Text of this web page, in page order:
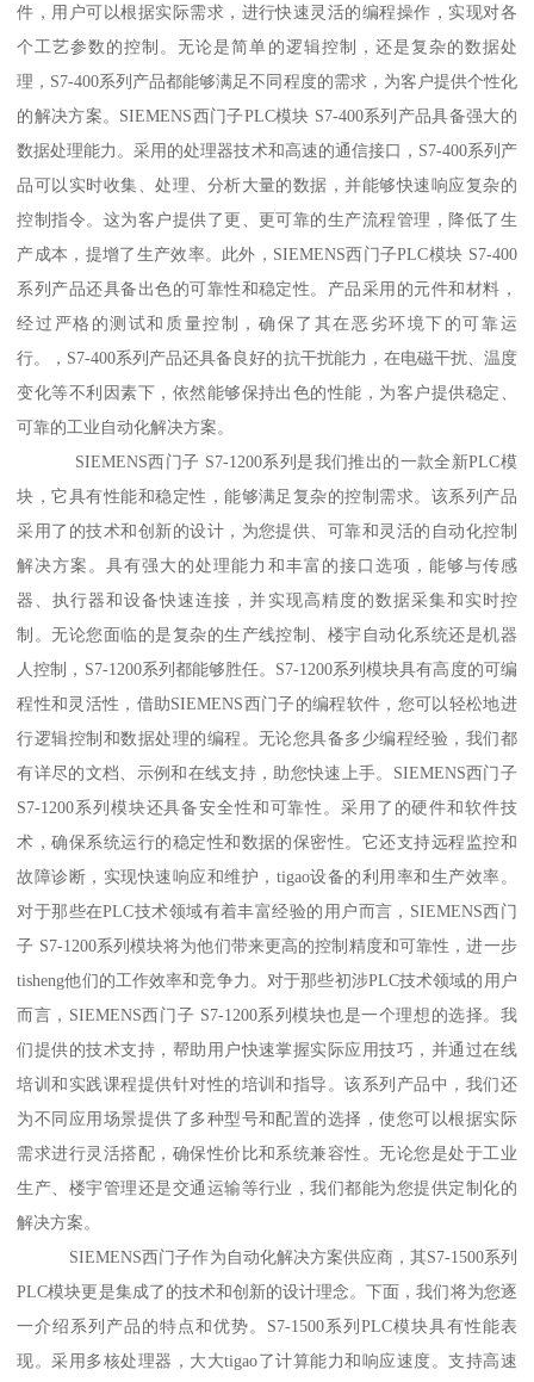
件，用户可以根据实际需求，进行快速灵活的编程操作，实现对各
个工艺参数的控制。无论是简单的逻辑控制，还是复杂的数据处
理，S7-400系列产品都能够满足不同程度的需求，为客户提供个性化
的解决方案。SIEMENS西门子PLC模块 S7-400系列产品具备强大的
数据处理能力。采用的处理器技术和高速的通信接口，S7-400系列产
品可以实时收集、处理、分析大量的数据，并能够快速响应复杂的
控制指令。这为客户提供了更、更可靠的生产流程管理，降低了生
产成本，提增了生产效率。此外，SIEMENS西门子PLC模块 S7-400
系列产品还具备出色的可靠性和稳定性。产品采用的元件和材料，
经过严格的测试和质量控制，确保了其在恶劣环境下的可靠运
行。，S7-400系列产品还具备良好的抗干扰能力，在电磁干扰、温度
变化等不利因素下，依然能够保持出色的性能，为客户提供稳定、
可靠的工业自动化解决方案。
SIEMENS西门子 S7-1200系列是我们推出的一款全新PLC模
块，它具有性能和稳定性，能够满足复杂的控制需求。该系列产品
采用了的技术和创新的设计，为您提供、可靠和灵活的自动化控制
解决方案。具有强大的处理能力和丰富的接口选项，能够与传感
器、执行器和设备快速连接，并实现高精度的数据采集和实时控
制。无论您面临的是复杂的生产线控制、楼宇自动化系统还是机器
人控制，S7-1200系列都能够胜任。S7-1200系列模块具有高度的可编
程性和灵活性，借助SIEMENS西门子的编程软件，您可以轻松地进
行逻辑控制和数据处理的编程。无论您具备多少编程经验，我们都
有详尽的文档、示例和在线支持，助您快速上手。SIEMENS西门子
S7-1200系列模块还具备安全性和可靠性。采用了的硬件和软件技
术，确保系统运行的稳定性和数据的保密性。它还支持远程监控和
故障诊断，实现快速响应和维护，tigao设备的利用率和生产效率。
对于那些在PLC技术领域有着丰富经验的用户而言，SIEMENS西门
子 S7-1200系列模块将为他们带来更高的控制精度和可靠性，进一步
tisheng他们的工作效率和竞争力。对于那些初涉PLC技术领域的用户
而言，SIEMENS西门子 S7-1200系列模块也是一个理想的选择。我
们提供的技术支持，帮助用户快速掌握实际应用技巧，并通过在线
培训和实践课程提供针对性的培训和指导。该系列产品中，我们还
为不同应用场景提供了多种型号和配置的选择，使您可以根据实际
需求进行灵活搭配，确保性价比和系统兼容性。无论您是处于工业
生产、楼宇管理还是交通运输等行业，我们都能为您提供定制化的
解决方案。
SIEMENS西门子作为自动化解决方案供应商，其S7-1500系列
PLC模块更是集成了的技术和创新的设计理念。下面，我们将为您逐
一介绍系列产品的特点和优势。S7-1500系列PLC模块具有性能表
现。采用多核处理器，大大tigao了计算能力和响应速度。支持高速